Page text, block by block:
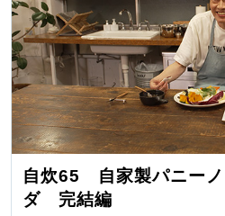
自炊65 自家製パニーノ
ダ 完結編